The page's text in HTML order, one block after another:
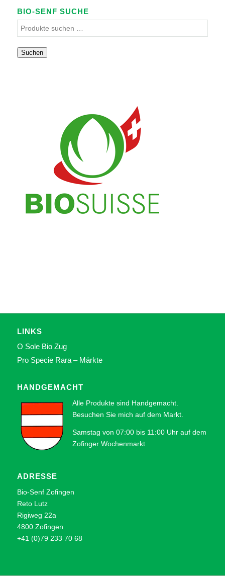
BIO-SENF SUCHE
Suchen
LINKS
O Sole Bio Zug
Pro Specie Rara – Märkte
HANDGEMACHT
Alle Produkte sind Handgemacht.
Besuchen Sie mich auf dem Markt.
Samstag von 07:00 bis 11:00 Uhr auf dem
Zofinger Wochenmarkt
ADRESSE
Bio-Senf Zofingen
Reto Lutz
Rigiweg 22a
4800 Zofingen
+41 (0)79 233 70 68